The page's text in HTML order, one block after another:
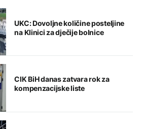
UKC: Dovoljne količine posteljine
na Klinici za dječije bolnice
CIK BiH danas zatvara rok za
kompenzacijske liste